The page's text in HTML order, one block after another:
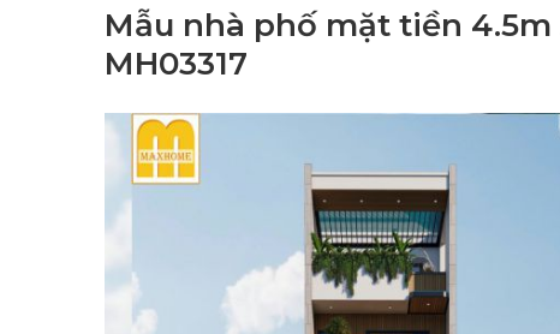
Mẫu nhà phố mặt tiền
MH03317